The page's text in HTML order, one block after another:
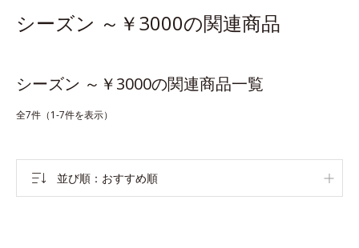
シーズン ～￥3000の関連商品
シーズン ～￥3000の関連商品一覧
全7件（1-7件を表示）
並び順 おすすめ順